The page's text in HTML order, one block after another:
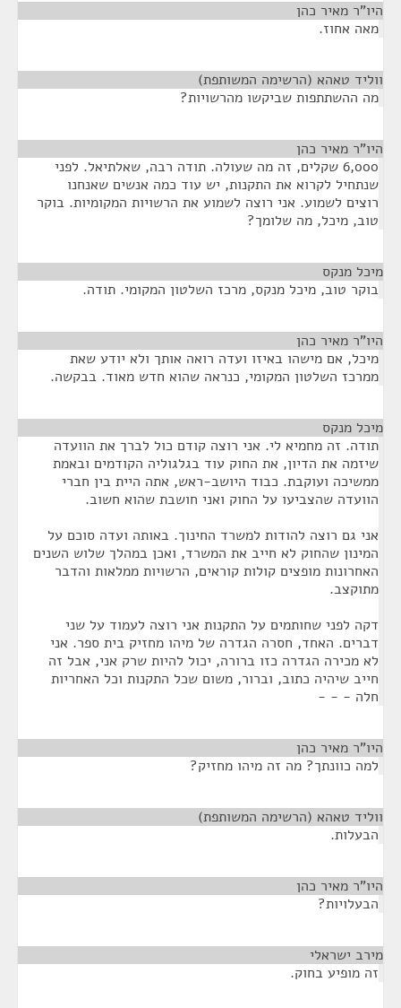
היו"ר מאיר כהן
מאה אחוז.
ווליד טאהא (הרשימה המשותפת)
מה ההשתתפות שביקשו מהרשויות?
היו"ר מאיר כהן
6,000 שקלים, זה מה שעולה. תודה רבה, שאלתיאל. לפני
שנתחיל לקרוא את התקנות, יש עוד כמה אנשים שאנחנו
רוצים לשמוע. אני רוצה לשמוע את הרשויות המקומיות. בוקר
טוב, מיכל, מה שלומך?
מיכל מנקס
בוקר טוב, מיכל מנקס, מרכז השלטון המקומי. תודה.
היו"ר מאיר כהן
מיכל, אם מישהו באיזו ועדה רואה אותך ולא יודע שאת
ממרכז השלטון המקומי, כנראה שהוא חדש מאוד. בבקשה.
מיכל מנקס
תודה. זה מחמיא לי. אני רוצה קודם כול לברך את הוועדה
שיזמה את הדיון, את החוק עוד בגלגוליה הקודמים ובאמת
ממשיכה ועוקבת. כבוד היושב-ראש, אתה היית בין חברי
הוועדה שהצביעו על החוק ואני חושבת שהוא חשוב.
אני גם רוצה להודות למשרד החינוך. באותה ועדה סוכם על
המינון שהחוק לא חייב את המשרד, ואכן במהלך שלוש השנים
האחרונות מופצים קולות קוראים, הרשויות ממלאות והדבר
מתוקצב.
דקה לפני שחותמים על התקנות אני רוצה לעמוד על שני
דברים. האחד, חסרה הגדרה של מיהו מחזיק בית ספר. אני
לא מכירה הגדרה כזו ברורה, יכול להיות שרק אני, אבל זה
חייב שיהיה כתוב, וברור, משום שכל התקנות וכל האחריות
חלה - - -
היו"ר מאיר כהן
למה כוונתך? מה זה מיהו מחזיק?
ווליד טאהא (הרשימה המשותפת)
הבעלות.
היו"ר מאיר כהן
הבעלויות?
מירב ישראלי
זה מופיע בחוק.